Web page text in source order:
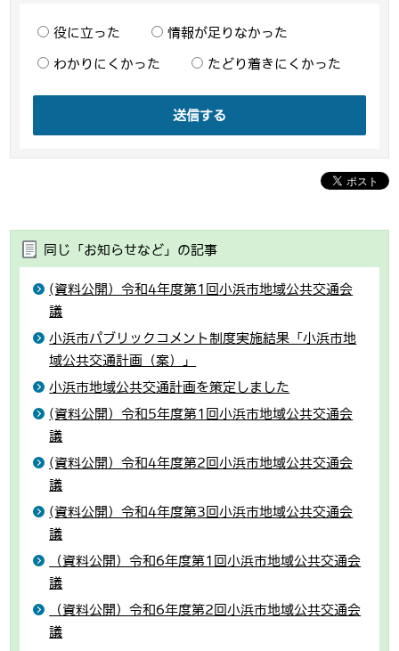
役に立った 情報が足りなかった
わかりにくかった たどり着きにくかった
送信する
同じ「お知らせなど」の記事
(資料公開）令和4年度第1回小浜市地域公共交通会
議
小浜市パブリックコメント制度実施結果「小浜市地
域公共交通計画（案）」
小浜市地域公共交通計画を策定しました
(資料公開）令和5年度第1回小浜市地域公共交通会
議
(資料公開）令和4年度第2回小浜市地域公共交通会
議
(資料公開）令和4年度第3回小浜市地域公共交通会
議
（資料公開）令和6年度第1回小浜市地域公共交通会
議
（資料公開）令和6年度第2回小浜市地域公共交通会
議